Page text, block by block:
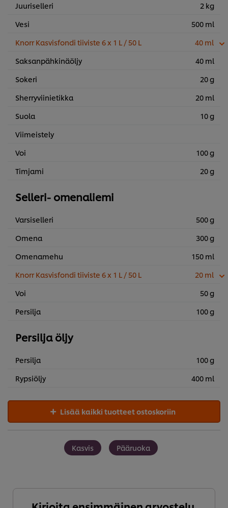
Juuriselleri
2 kg
Vesi
500 ml
Knorr Kasvisfondi tiiviste 6 x 1 L / 50 L
40 ml
Saksanpähkinäöljy
40 ml
Sokeri
20 g
Sherryviinietikka
20 ml
Suola
10 g
Viimeistely
Voi
100 g
Timjami
20 g
Selleri- omenaliemi
Varsiselleri
500 g
Omena
300 g
Omenamehu
150 ml
Knorr Kasvisfondi tiiviste 6 x 1 L / 50 L
20 ml
Voi
50 g
Persilja
100 g
Persilja öljy
Persilja
100 g
Rypsiöljy
400 ml
Lisää kaikki tuotteet ostoskoriin
Kasvis Pääruoka